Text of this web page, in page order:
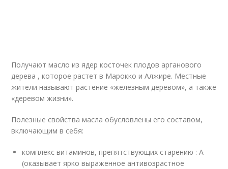
Получают масло из ядер косточек плодов арганового
дерева , которое растет в Марокко и Алжире. Местные
жители называют растение «железным деревом», а также
«деревом жизни».
Полезные свойства масла обусловлены его составом,
включающим в себя:
комплекс витаминов, препятствующих старению : А
(оказывает ярко выраженное антивозрастное